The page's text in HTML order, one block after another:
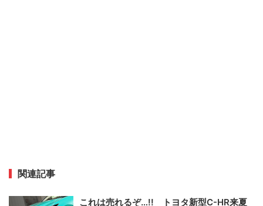
関連記事
これは売れるぞ…!! トヨタ新型C-HR来夏